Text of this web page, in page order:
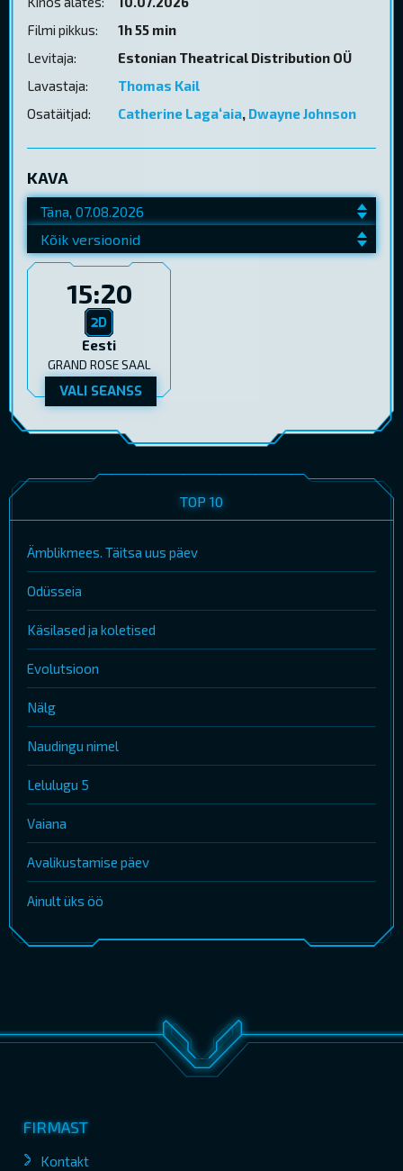
Filmi pikkus:
1h 55 min
Levitaja:
Estonian Theatrical Distribution OÜ
Lavastaja:
Thomas Kail
Osatäitjad:
Catherine Lagaʻaia, Dwayne Johnson
KAVA
15:20
Eesti
GRAND ROSE SAAL
VALI SEANSS
TOP 10
Ämblikmees. Täitsa uus päev
Odüsseia
Käsilased ja koletised
Evolutsioon
Nälg
Naudingu nimel
Lelulugu 5
Vaiana
Avalikustamise päev
Ainult üks öö
FIRMAST
Kontakt